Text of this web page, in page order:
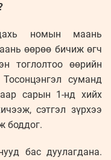
номын маань
өөрөө бичиж өгч
тоглолтоо өөрийн
суманд
сарын 1-нд хийх
сэтгэл зүрхээ
боддог.
бас дуулагдана.